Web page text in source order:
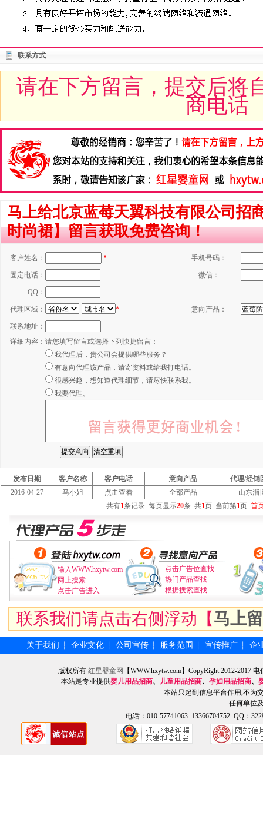
联系方式
请在下方留言，提交后将
商电话
马上给北京蓝莓天翼科技有限公司招
时尚裙】留言获取免费咨询！
客户姓名： * 手机号码：
固定电话： 微信：
QQ：
代理区域： - * 意向产品：
联系地址：
详细内容： 请您填写留言或选择下列快捷留言：
我代理后，贵公司会提供哪些服务？
有意向代理该产品，请寄资料或给我打电话。
很感兴趣，想知道代理细节，请尽快联系我。
我要代理。
发布日期 客户名称 客户电话 意向产品
代理/经销
2016-04-27
马小姐 点击查看 全部产品
山东淄
共有1条记录 每页显示20条 共1页 当前第1页 首
输入WWW.hxytw.com
网上搜索
点击广告进入
点击广告位查找
热门产品查找
根据搜索查找
联系我们请点击右侧浮动【马上
关于我们 ┆ 企业文化 ┆ 公司宣传 ┆ 服务范围 ┆ 宣传推广 ┆ 企
版权所有 红星婴童网
【WWW.hxytw.com】CopyRight 2012-2017
本站是专业提供婴儿用品招商、 儿童用品招商、 孕妇用品招商、
本站只起到信息平台作用,不为
任何单位
电话：010-57741063 13366704752 QQ：